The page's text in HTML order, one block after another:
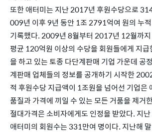
또한 애터미는 지난 2017년 후원수당으로
009년 이후 9년 동안 1조 2791억여 원의 누
기록했다. 2009년 8월부터 2017년 12월까
평균 120억원 이상의 수당을 회원들에게 지급
을 하고 있는 토종 다단계판매 기업 가운데 공
계판매 업체들의 정보를 공개하기 시작한
적 후원수당 지급액이 1조원을 넘어선 기업은
품질과 가격에 끼일 수 있는 모든 거품을 제거
절대가격은 소비자에게도 인정을 받았다. 지
애터미의 회원수는 331만여 명이다. 지난해